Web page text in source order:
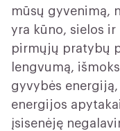
mūsų gyvenimą,
yra kūno, sielos
pirmųjų pratybų
lengvumą,
gyvybės
energijos
įsisenėję